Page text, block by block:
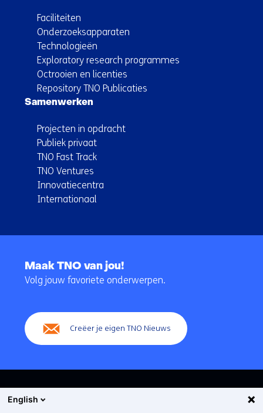
Faciliteiten
Onderzoeksapparaten
Technologieën
Exploratory research programmes
Octrooien en licenties
Repository TNO Publicaties
Samenwerken
Projecten in opdracht
Publiek privaat
TNO Fast Track
TNO Ventures
Innovatiecentra
Internationaal
navigatie
Maak TNO van jou!
Volg jouw favoriete onderwerpen.
Creëer je eigen TNO Nieuws
English